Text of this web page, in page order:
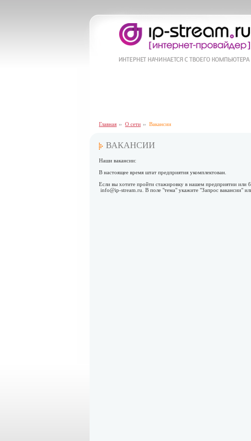
Главная О сети Вакансии
ВАКАНСИИ
Наши вакансии:
В настоящее время штат предприятия укомплектован.
Если вы хотите пройти стажировку в нашем предприятии или
info@ip-stream.ru. В поле "тема" укажите "Запрос вакансии"